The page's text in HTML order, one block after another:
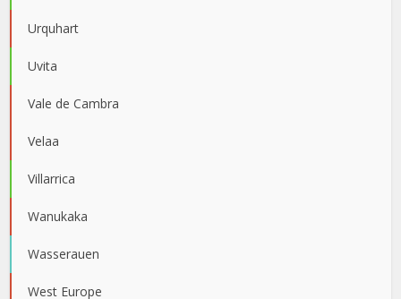
Urquhart
Uvita
Vale de Cambra
Velaa
Villarrica
Wanukaka
Wasserauen
West Europe